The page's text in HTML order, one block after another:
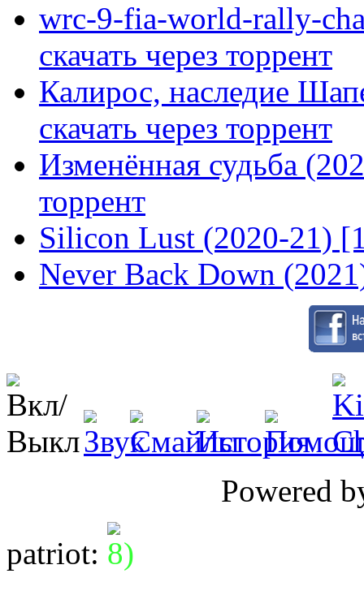
wrc-9-fia-world-rally-
скачать через торрент
Калирос, наследие
скачать через торрент
Изменённая судьба
торрент
Silicon Lust (2020-21)
Never Back Down
Powered
patriot: